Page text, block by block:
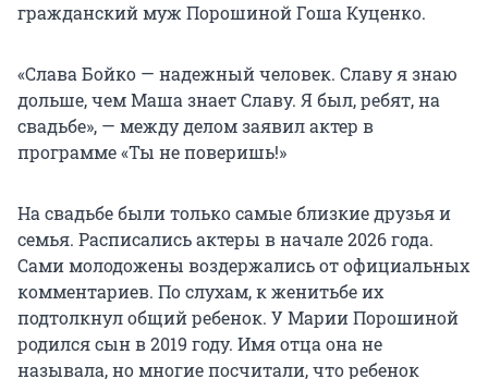
гражданский муж Порошиной Гоша Куценко.
«Слава Бойко — надежный человек. Славу я знаю
дольше, чем Маша знает Славу. Я был, ребят, на
свадьбе», — между делом заявил актер в
программе «Ты не поверишь!»
На свадьбе были только самые близкие друзья и
семья. Расписались актеры в начале 2026 года.
Сами молодожены воздержались от официальных
комментариев. По слухам, к женитьбе их
подтолкнул общий ребенок. У Марии Порошиной
родился сын в 2019 году. Имя отца она не
называла, но многие посчитали, что ребенок